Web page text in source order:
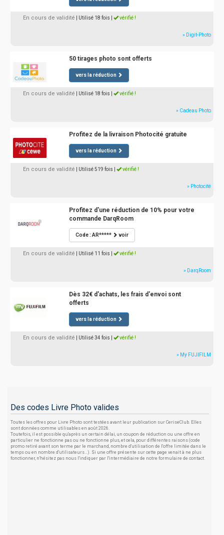
En cours de validité | Utilisé 18 fois vérifié !
» Digit-Photo
50 tirages photo sont offerts
vers la réduction
En cours de validité | Utilisé 18 fois vérifié !
» Cadeau Photo
Profitez de la livraison Photocité gratuite
vers la réduction
En cours de validité | Utilisé 519 fois vérifié !
» Photocité
Profitez d'une réduction de 10% pour votre
commande DarqRoom
Code : AR***** voir
En cours de validité | Utilisé 11 fois vérifié !
» DarqRoom
Dès 32€ d'achats, les frais d'envoi sont
offerts
vers la réduction
En cours de validité | Utilisé 34 fois vérifié !
» My FUJIFILM
Des codes Livre Photo valides
Toutes les offres pour Livre Photo sont testées avant leur publication sur CeriseClub. Elles
sont données comme utilisables en août 2026.
Toutefois, il est possible qu'après un certain délai, un coupon de réduction ou une offre en
particulier ne fonctionne pas ou ne fonctionne plus, et cela, pour différentes raisons (code
promo retiré avant son terme par le marchand, nombre d'utilisation de l'offre limitée dans le
temps ou en nombre d'utilisateurs...). Si une offre présente sur cette page venait à ne plus
fonctionner, n'hésitez pas nous l'indiquer par l'intermédiaire de notre formulaire de contact.